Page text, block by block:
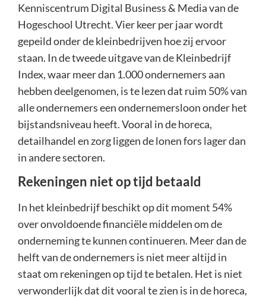
Kenniscentrum Digital Business & Media van de
Hogeschool Utrecht. Vier keer per jaar wordt
gepeild onder de kleinbedrijven hoe zij ervoor
staan. In de tweede uitgave van de Kleinbedrijf
Index, waar meer dan 1.000 ondernemers aan
hebben deelgenomen, is te lezen dat ruim 50% van
alle ondernemers een ondernemersloon onder het
bijstandsniveau heeft. Vooral in de horeca,
detailhandel en zorg liggen de lonen fors lager dan
in andere sectoren.
Rekeningen niet op tijd betaald
In het kleinbedrijf beschikt op dit moment 54%
over onvoldoende financiële middelen om de
onderneming te kunnen continueren. Meer dan de
helft van de ondernemers is niet meer altijd in
staat om rekeningen op tijd te betalen. Het is niet
verwonderlijk dat dit vooral te zien is in de horeca,